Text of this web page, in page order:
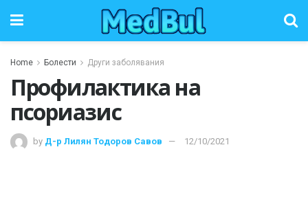
Home Болести Други заболявания
Профилактика на
псориазис
by Д-р Лилян Тодоров Савов 12/10/2021